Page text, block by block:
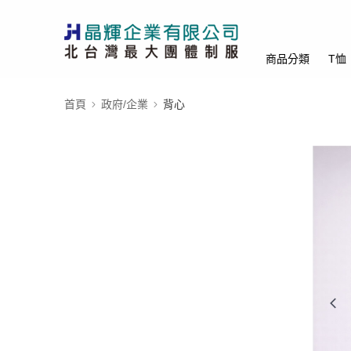
商品分類 T恤
首頁 政府/企業 背心